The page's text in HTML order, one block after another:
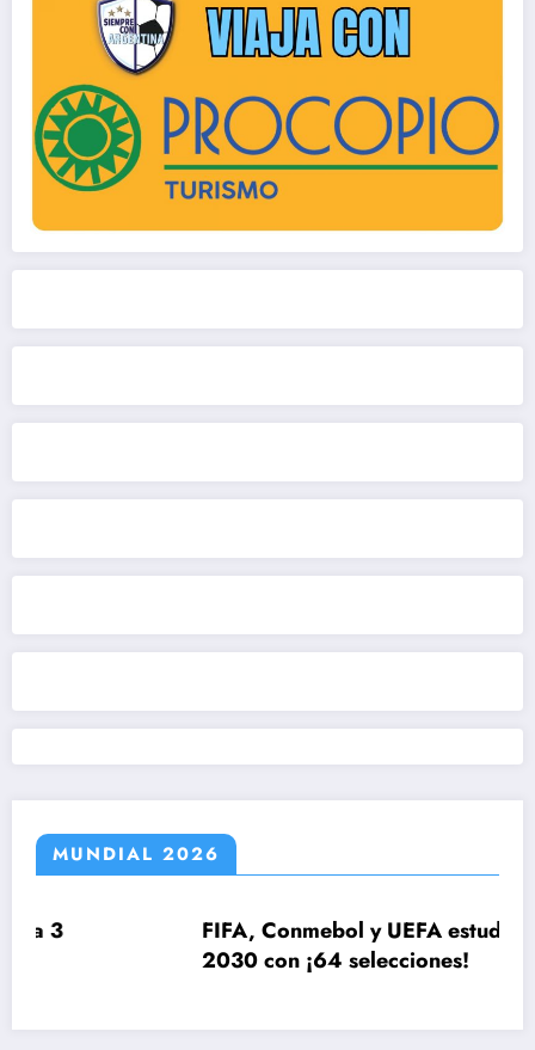
MUNDIAL 2026
FIFA, Conmebol y UEFA estudian el Mundial
2030 con ¡64 selecciones!